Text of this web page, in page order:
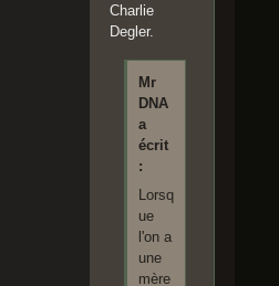
Charlie
Degler.
Mr
DNA
a
écrit
:
Lorsq
ue
l'on a
une
mère